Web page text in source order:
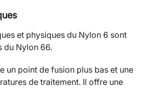
et physiques du Nylon 6 sont
du Nylon 66.
un point de fusion plus bas et une
de traitement. Il offre une